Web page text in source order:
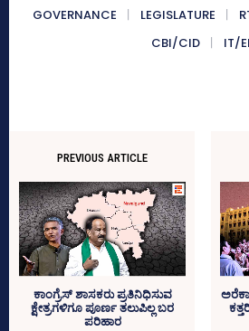
GOVERNANCE LEGISLATURE
CBI/CID
IT/
PREVIOUS ARTICLE
ಕಾಂಗ್ರೆಸ್‌ ಶಾಸಕರು ಪ್ರತಿನಿಧಿಸುವ
ಕ್ಷೇತ್ರಗಳಿಗೂ ಪೂರ್ಣ ತಲುಪಿಲ್ಲ ಬರ
ಪರಿಹಾರ